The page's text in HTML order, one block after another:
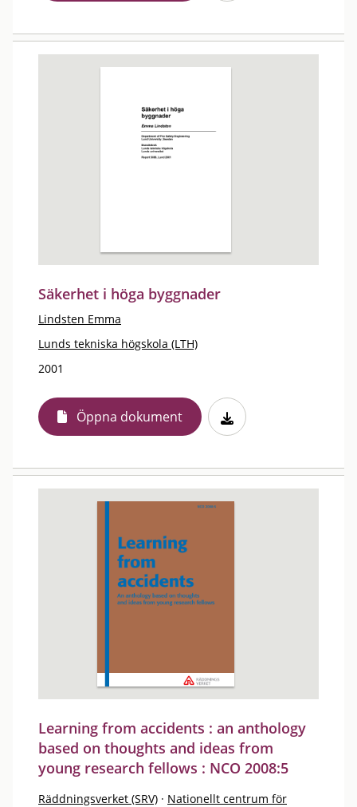
Säkerhet i höga byggnader
Lindsten Emma
Lunds tekniska högskola (LTH)
2001
Öppna dokument
Learning from accidents : an anthology
based on thoughts and ideas from
young research fellows : NCO 2008:5
Räddningsverket (SRV) · Nationellt centrum för